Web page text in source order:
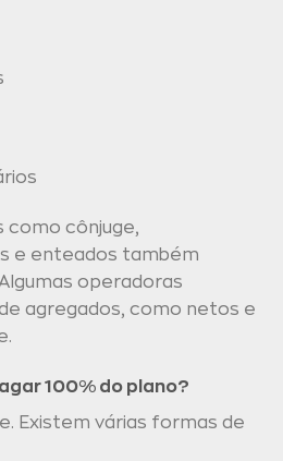
como cônjuge,
e enteados também
operadoras
agregados, como netos e
100% do plano?
Existem várias formas de